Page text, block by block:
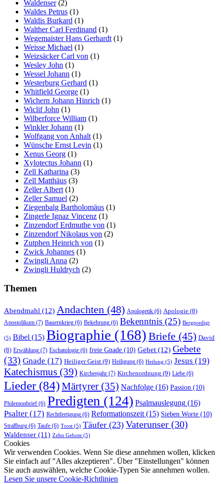
Waldenser(2)
Waldes Petrus (1)
Waldis Burkard (1)
Walther Carl Ferdinand (1)
Wegemaister Hans Gerhardt (1)
Weisse Michael (1)
Weizsäcker Carl von (1)
Wesley John (1)
Wessel Johann (1)
Westerburg Gerhard (1)
Whitfield George (1)
Wichern Johann Hinrich (1)
Wiclif John (1)
Wilberforce William (1)
Winkler Johann (1)
Wolfgang von Anhalt (1)
Wünsche Ernst Levin (1)
Xenus Georg (1)
Xylotectus Johann (1)
Zell Katharina (3)
Zell Matthäus (3)
Zeller Albert (1)
Zeller Samuel (2)
Ziegenbalg Bartholomäus (1)
Zingerle Ignaz Vincenz (1)
Zinzendorf Erdmuthe von (1)
Zinzendorf Nikolaus von (2)
Zutphen Heinrich von (1)
Zwick Johannes (1)
Zwingli Anna (2)
Zwingli Huldrych (2)
Themen
Abendmahl (12) Andachten (48) Apologetik (6) Apologie (8)
Apostolikum (7) Bauernkrieg (6) Bekehrung (6) Bekenntnis (25) Bergpredigt
(5) Bibel (15) Biographie (168) Briefe (45) David
(8) Erwählung (7) Eschatologie (6) freie Gnade (10) Gebet (12) Gebete
(33) Gnade (17) Heiliger Geist (9) Heiligung (6) Heilung (5) Jesus (19)
Katechismus (39) Kirchenjahr (7) Kirchenordnung (9) Liebe (6)
Lieder(84)Märtyrer (35) Nachfolge (16) Passion (10)
Philemonbrief (6) Predigten (124) Psalmauslegung (16)
Psalter (17) Rechtfertigung (6) Reformationszeit (15) Sieben Worte (10)
Straßburg (6) Taufe (6) Trost (5) Täufer (23) Vaterunser (30)
Waldenser (11) Zehn Gebote (5)
Cookies
Wir verwenden Cookies. Wenn Sie diese annehmen wollen, klicken
Sie einfach auf "Alles akzeptieren". Über "Einstellungen" können
Sie auch auswählen, welche Cookie-Typen Sie annehmen wollen.
Lesen Sie unsere Cookie-Richtlinien